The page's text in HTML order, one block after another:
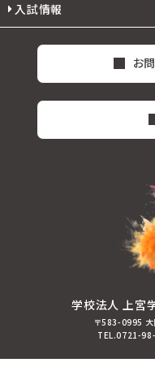
入試情報
お
学校法人 上
〒583-0995
TEL.0721-